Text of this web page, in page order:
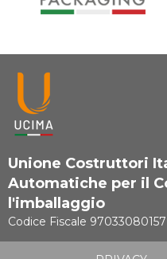
Unione Costruttori
Automatiche per il
l'imballaggio
Codice Fiscale 97033080157